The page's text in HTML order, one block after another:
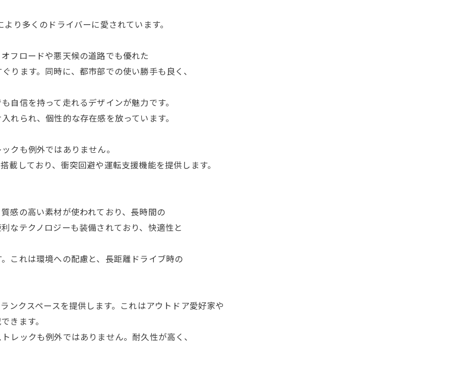
り多くのドライバーに愛されています。
フロードや悪天候の道路でも優れた
ります。同時に、都市部での使い勝手も良く、
自信を持って走れるデザインが魅力です。
れられ、個性的な存在感を放っています。
クも例外ではありません。
載しており、衝突回避や運転支援機能を提供します。
感の高い素材が使われており、長時間の
なテクノロジーも装備されており、快適性と
これは環境への配慮と、長距離ドライブ時の
ンクスペースを提供します。これはアウトドア愛好家や
きます。
レックも例外ではありません。耐久性が高く、